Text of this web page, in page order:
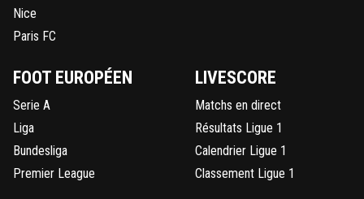
Nice
Paris FC
FOOT EUROPÉEN
Serie A
Liga
Bundesliga
Premier League
LIVESCORE
Matchs en direct
Résultats Ligue 1
Calendrier Ligue 1
Classement Ligue 1